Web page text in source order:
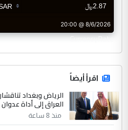
CurrencyRate
اقرأ أيضاً
الرياض وبغداد
العراق إلى أداة
منذ 8 ساعة